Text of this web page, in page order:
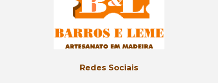
Redes Sociais